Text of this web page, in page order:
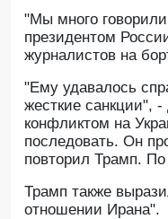
"Мы много
президентом
журналистов на
"Ему удавалось
жесткие санкции",
конфликтом на
последовать. Он
повторил Трамп.
Трамп также
отношении Ирана".